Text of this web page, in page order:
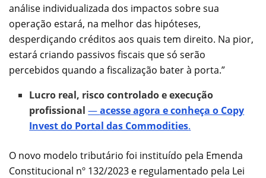
análise individualizada dos impactos sobre sua
operação estará, na melhor das hipóteses,
desperdiçando créditos aos quais tem direito. Na pior,
estará criando passivos fiscais que só serão
percebidos quando a fiscalização bater à porta.”
Lucro real, risco controlado e execução
profissional—acesse agora e conheça o Copy
Invest do Portal das Commodities.
O novo modelo tributário foi instituído pela Emenda
Constitucional nº 132/2023 e regulamentado pela Lei